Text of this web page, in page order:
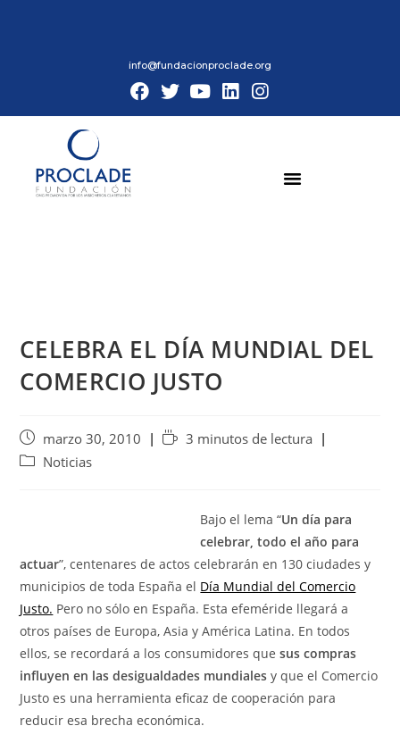
info@fundacionproclade.org
CELEBRA EL DÍA MUNDIAL DEL
COMERCIO JUSTO
marzo 30, 2010
3 minutos de lectura
Noticias
Bajo el lema “Un día para
celebrar, todo el año para
actuar”, centenares de actos celebrarán en 130 ciudades y
municipios de toda España el Día Mundial del Comercio
Justo. Pero no sólo en España. Esta efeméride llegará a
otros países de Europa, Asia y América Latina. En todos
ellos, se recordará a los consumidores quesus compras
influyen en las desigualdades mundiales y que el Comercio
Justo es una herramienta eficaz de cooperación para
reducir esa brecha económica.